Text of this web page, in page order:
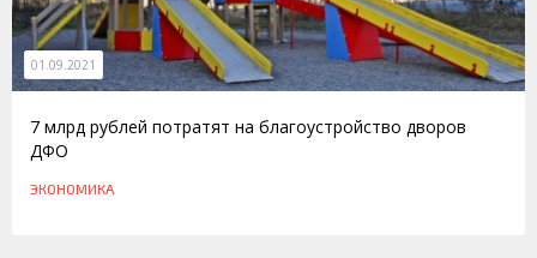
01.09.2021
7 млрд рублей потратят на благоустройство дворов
ДФО
ЭКОНОМИКА